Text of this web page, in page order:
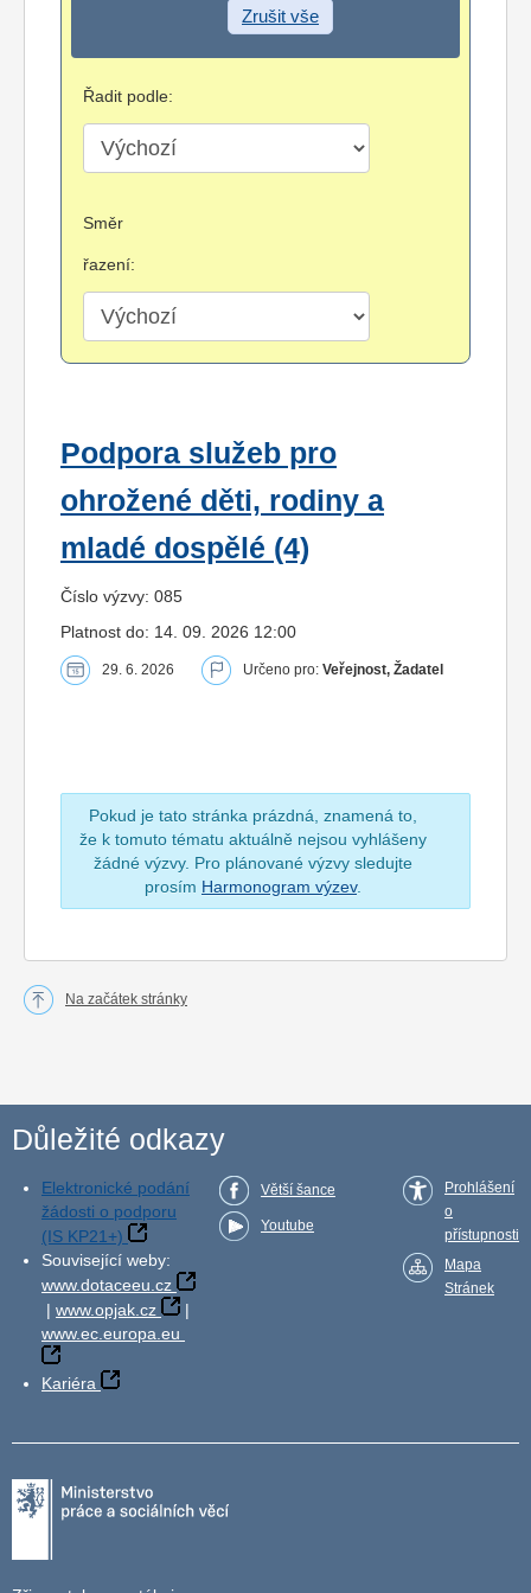
Zrušit vše
Řadit podle:
Směr
řazení:
Podpora služeb pro
ohrožené děti, rodiny a
mladé dospělé (4)
Číslo výzvy: 085
Platnost do: 14. 09. 2026 12:00
29. 6. 2026 Určeno pro: Veřejnost, Žadatel
Pokud je tato stránka prázdná, znamená to,
že k tomuto tématu aktuálně nejsou vyhlášeny
žádné výzvy. Pro plánované výzvy sledujte
prosím Harmonogram výzev.
Na začátek stránky
Důležité odkazy
Elektronické podání
žádosti o podporu
(IS KP21+)
Související weby:
www.dotaceeu.cz
| www.opjak.cz
|
www.ec.europa.eu
Kariéra
Větší šance
Youtube
Prohlášení
o
přístupnosti
Mapa
Stránek